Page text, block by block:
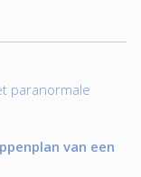
paranormale
van een